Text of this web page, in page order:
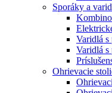
Sporáky a
Varidlá s
Varidlá s
Ohrievacie